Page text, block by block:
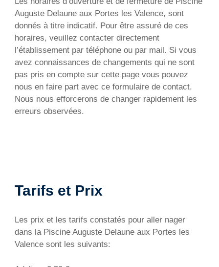
Auguste Delaune aux Portes les Valence, sont
donnés à titre indicatif. Pour être assuré de ces
horaires, veuillez contacter directement
l’établissement par téléphone ou par mail. Si vous
avez connaissances de changements qui ne sont
pas pris en compte sur cette page vous pouvez
nous en faire part avec ce formulaire de contact.
Nous nous efforcerons de changer rapidement les
erreurs observées.
Tarifs et Prix
Les prix et les tarifs constatés pour aller nager
dans la Piscine Auguste Delaune aux Portes les
Valence sont les suivants: